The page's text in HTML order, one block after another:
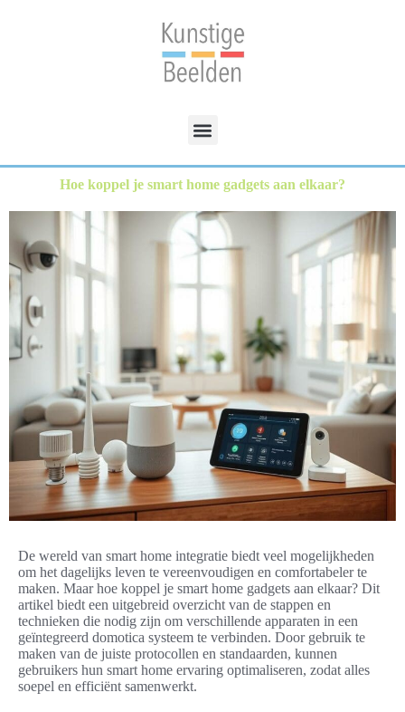
Hoe koppel je smart home gadgets aan elkaar?
De wereld van smart home integratie biedt veel mogelijkheden
om het dagelijks leven te vereenvoudigen en comfortabeler te
maken. Maar hoe koppel je smart home gadgets aan elkaar? Dit
artikel biedt een uitgebreid overzicht van de stappen en
technieken die nodig zijn om verschillende apparaten in een
geïntegreerd domotica systeem te verbinden. Door gebruik te
maken van de juiste protocollen en standaarden, kunnen
gebruikers hun smart home ervaring optimaliseren, zodat alles
soepel en efficiënt samenwerkt.